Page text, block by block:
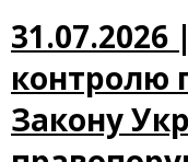
31.07.2026
контролю
Закону